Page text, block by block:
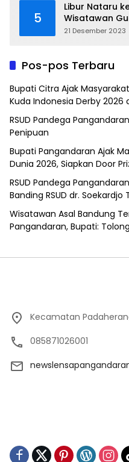
5
Libur Nataru
Wisatawan
21 Desember 2023
Pos-pos Terbaru
Bupati Citra Ajak
Kuda Indonesia Derby 2026
RSUD Pandega
Penipuan
Bupati Pangandaran Ajak
Dunia 2026, Siapkan Door
RSUD Pandega
Banding RSUD dr. Soekardjo
Wisatawan Asal Bandung
Pangandaran, Bupati:
Kecamatan
085871026001